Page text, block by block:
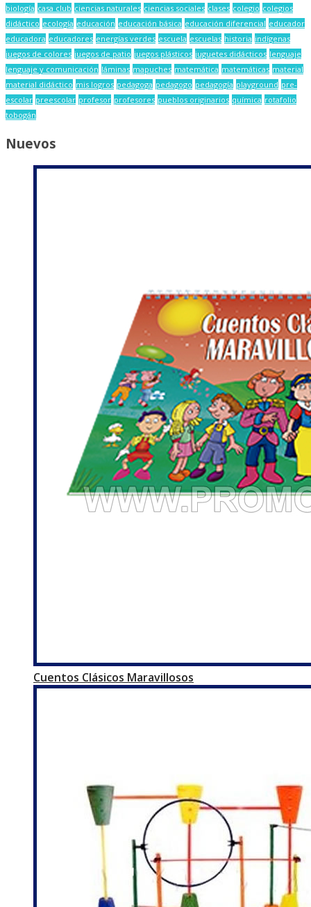
biología casa club ciencias naturales ciencias sociales clases colegio colegios
didáctico ecología educación educación básica educación diferencial educador
educadora educadores energías verdes escuela escuelas historia indígenas
juegos de colores juegos de patio juegos plásticos juguetes didácticos lenguaje
lenguaje y comunicación láminas mapuches matemática matemáticas material
material didáctico mis logros pedagoga pedagogo pedagogía playground pre-
escolar preescolar profesor profesores pueblos originarios química rotafolio
tobogán
Nuevos
Cuentos Clásicos Maravillosos